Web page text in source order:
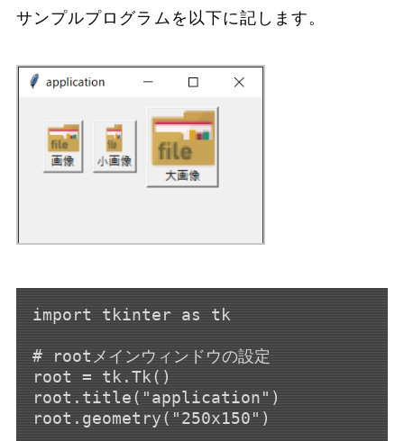
サンプルプログラムを以下に記します。
import tkinter as tk
# rootメインウィンドウの設定
root = tk.Tk()
root.title("application")
root.geometry("250x150")